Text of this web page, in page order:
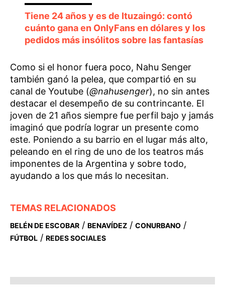
Tiene 24 años y es de Ituzaingó: contó
cuánto gana en OnlyFans en dólares y los
pedidos más insólitos sobre las fantasías
Como si el honor fuera poco, Nahu Senger
también ganó la pelea, que compartió en su
canal de Youtube (@nahusenger), no sin antes
destacar el desempeño de su contrincante. El
joven de 21 años siempre fue perfil bajo y jamás
imaginó que podría lograr un presente como
este. Poniendo a su barrio en el lugar más alto,
peleando en el ring de uno de los teatros más
imponentes de la Argentina y sobre todo,
ayudando a los que más lo necesitan.
TEMAS RELACIONADOS
BELÉN DE ESCOBAR / BENAVÍDEZ / CONURBANO /
FÚTBOL / REDES SOCIALES